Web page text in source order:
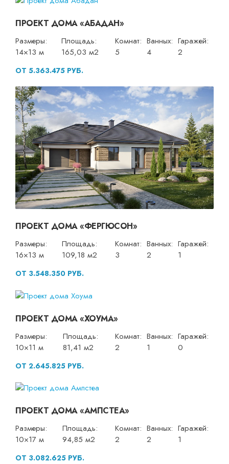
ПРОЕКТ ДОМА «АБАДАН»
Размеры:
14×13 м
Площадь:
165,03 м2
Комнат:
5
Ванных:
4
Гаражей:
2
ОТ 5.363.475 РУБ.
ПРОЕКТ ДОМА «ФЕРГЮСОН»
Размеры:
16×13 м
Площадь:
109,18 м2
Комнат:
3
Ванных:
2
Гаражей:
1
ОТ 3.548.350 РУБ.
ПРОЕКТ ДОМА «ХОУМА»
Размеры:
10×11 м
Площадь:
81,41 м2
Комнат:
2
Ванных:
1
Гаражей:
0
ОТ 2.645.825 РУБ.
ПРОЕКТ ДОМА «АМПСТЕА»
Размеры:
10×17 м
Площадь:
94,85 м2
Комнат:
2
Ванных:
2
Гаражей:
1
ОТ 3.082.625 РУБ.